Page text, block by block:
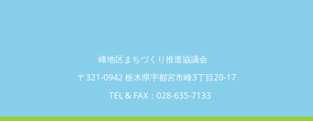
峰地区まちづくり推進協議会
〒321-0942 栃木県宇都宮市峰3丁目20-17
TEL & FAX：028-635-7133